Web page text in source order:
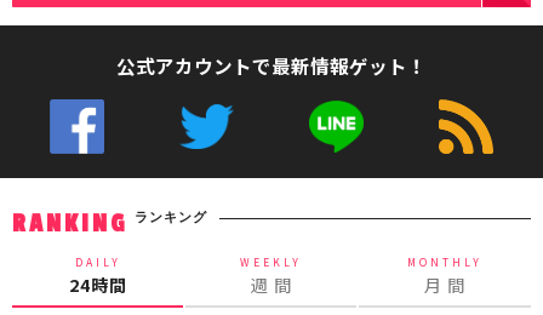
公式アカウントで最新情報ゲット！
RANKING ランキング
DAILY
24時間
WEEKLY
週 間
MONTHLY
月 間